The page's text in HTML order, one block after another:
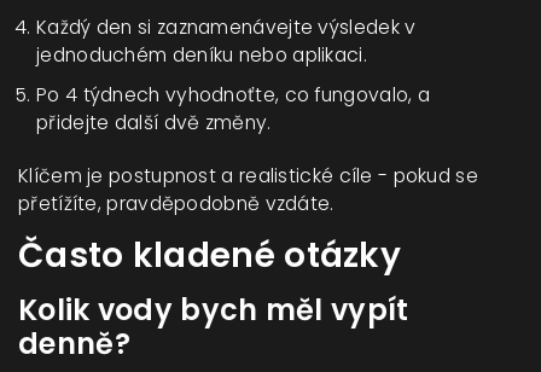
Každý den si zaznamenávejte výsledek v
jednoduchém deníku nebo aplikaci.
Po 4 týdnech vyhodnoťte, co fungovalo, a
přidejte další dvě změny.
Klíčem je postupnost a realistické cíle - pokud se
přetížíte, pravděpodobně vzdáte.
Často kladené otázky
Kolik vody bych měl vypít
denně?